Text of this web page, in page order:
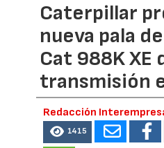
Caterpillar
nueva pala
Cat 988K XE
transmisión
Redacción
1415